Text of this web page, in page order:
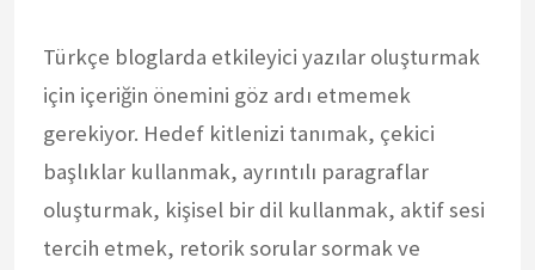
Türkçe bloglarda etkileyici yazılar oluşturmak
için içeriğin önemini göz ardı etmemek
gerekiyor. Hedef kitlenizi tanımak, çekici
başlıklar kullanmak, ayrıntılı paragraflar
oluşturmak, kişisel bir dil kullanmak, aktif sesi
tercih etmek, retorik sorular sormak ve